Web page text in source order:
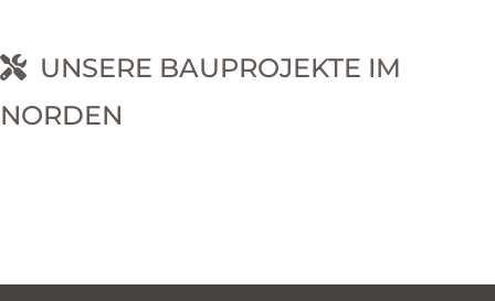
UNSERE BAUPROJEKTE IM
NORDEN